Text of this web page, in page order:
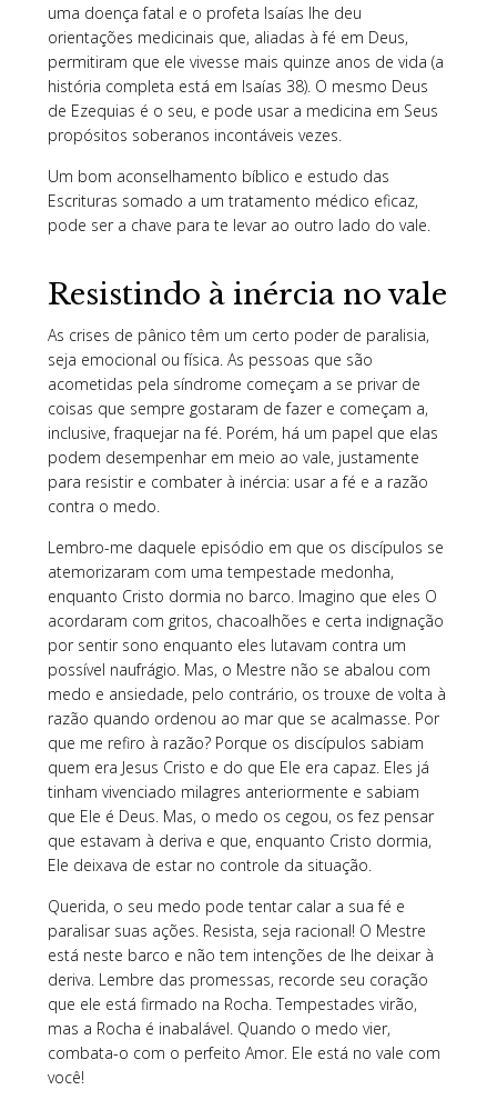
uma doença fatal e o profeta Isaías lhe deu
orientações medicinais que, aliadas à fé em Deus,
permitiram que ele vivesse mais quinze anos de vida (a
história completa está em Isaías 38). O mesmo Deus
de Ezequias é o seu, e pode usar a medicina em Seus
propósitos soberanos incontáveis vezes.
Um bom aconselhamento bíblico e estudo das
Escrituras somado a um tratamento médico eficaz,
pode ser a chave para te levar ao outro lado do vale.
Resistindo à inércia no vale
As crises de pânico têm um certo poder de paralisia,
seja emocional ou física. As pessoas que são
acometidas pela síndrome começam a se privar de
coisas que sempre gostaram de fazer e começam a,
inclusive, fraquejar na fé. Porém, há um papel que elas
podem desempenhar em meio ao vale, justamente
para resistir e combater à inércia: usar a fé e a razão
contra o medo.
Lembro-me daquele episódio em que os discípulos se
atemorizaram com uma tempestade medonha,
enquanto Cristo dormia no barco. Imagino que eles O
acordaram com gritos, chacoalhões e certa indignação
por sentir sono enquanto eles lutavam contra um
possível naufrágio. Mas, o Mestre não se abalou com
medo e ansiedade, pelo contrário, os trouxe de volta à
razão quando ordenou ao mar que se acalmasse. Por
que me refiro à razão? Porque os discípulos sabiam
quem era Jesus Cristo e do que Ele era capaz. Eles já
tinham vivenciado milagres anteriormente e sabiam
que Ele é Deus. Mas, o medo os cegou, os fez pensar
que estavam à deriva e que, enquanto Cristo dormia,
Ele deixava de estar no controle da situação.
Querida, o seu medo pode tentar calar a sua fé e
paralisar suas ações. Resista, seja racional! O Mestre
está neste barco e não tem intenções de lhe deixar à
deriva. Lembre das promessas, recorde seu coração
que ele está firmado na Rocha. Tempestades virão,
mas a Rocha é inabalável. Quando o medo vier,
combata-o com o perfeito Amor. Ele está no vale com
você!